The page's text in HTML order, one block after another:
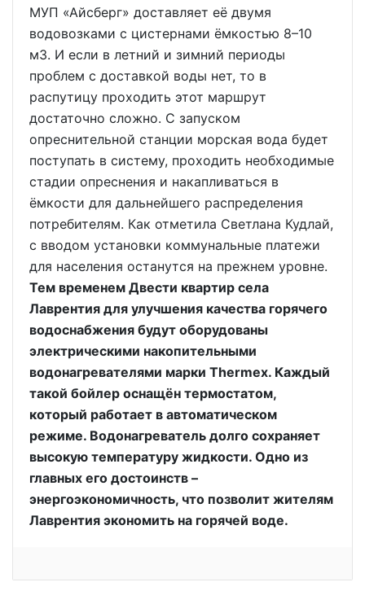
МУП «Айсберг» доставляет её двумя
водовозками с цистернами ёмкостью 8–10
м3. И если в летний и зимний периоды
проблем с доставкой воды нет, то в
распутицу проходить этот маршрут
достаточно сложно. С запуском
опреснительной станции морская вода будет
поступать в систему, проходить необходимые
стадии опреснения и накапливаться в
ёмкости для дальнейшего распределения
потребителям. Как отметила Светлана Кудлай,
с вводом установки коммунальные платежи
для населения останутся на прежнем уровне.
Тем временем Двести квартир села
Лаврентия для улучшения качества горячего
водоснабжения будут оборудованы
электрическими накопительными
водонагревателями марки Thermex. Каждый
такой бойлер оснащён термостатом,
который работает в автоматическом
режиме. Водонагреватель долго сохраняет
высокую температуру жидкости. Одно из
главных его достоинств –
энергоэкономичность, что позволит жителям
Лаврентия экономить на горячей воде.